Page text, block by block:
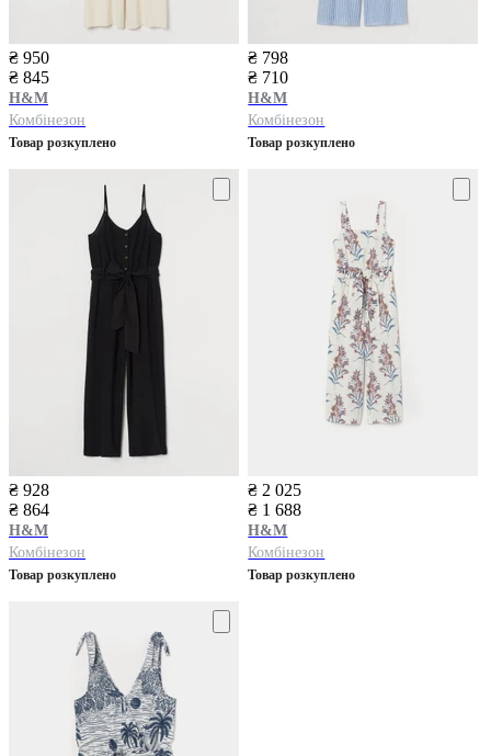
₴ 950
₴ 845
H&M
Комбінезон
Товар розкуплено
₴ 798
₴ 710
H&M
Комбінезон
Товар розкуплено
₴ 928
₴ 864
H&M
Комбінезон
Товар розкуплено
₴ 2 025
₴ 1 688
H&M
Комбінезон
Товар розкуплено